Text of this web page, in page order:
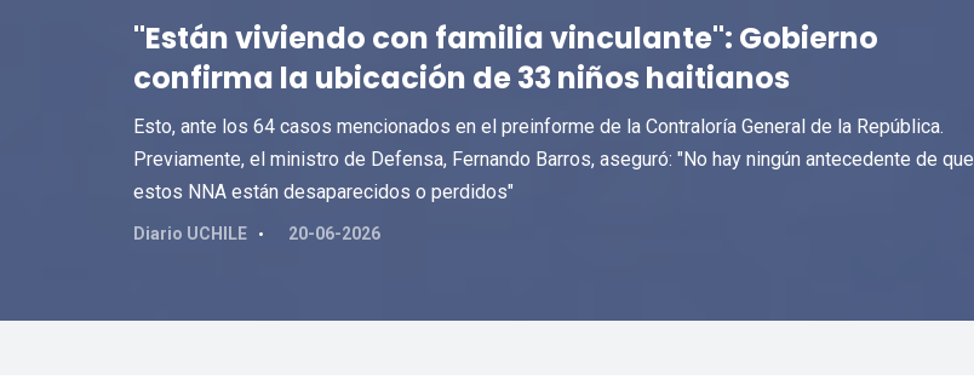
"Están viviendo con familia vinculante": Gobierno
confirma la ubicación de 33 niños haitianos
Esto, ante los 64 casos mencionados en el preinforme de la Contraloría General de la República.
Previamente, el ministro de Defensa, Fernando Barros, aseguró: "No hay ningún antecedente de que
estos NNA están desaparecidos o perdidos"
Diario UCHILE 20-06-2026